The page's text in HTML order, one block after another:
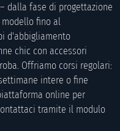
dalla fase di progettazione
fino al
d'abbigliamento
chic con accessori
Offriamo corsi regolari:
intere o fine
online per
tramite il modulo